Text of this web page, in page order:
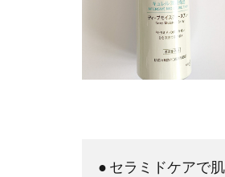
● セラミドケアで